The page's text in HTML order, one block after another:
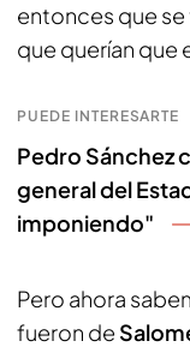
entonces que se
que querían que
PUEDE INTERESARTE
Pedro Sánchez
general del
imponiendo"
Pero ahora
fueron de